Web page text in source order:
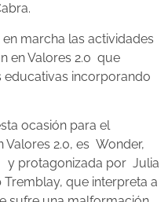
marcha las actividades
en Valores 2.0 que
educativas incorporando
ocasión para el
2.0, es Wonder,
y protagonizada por Julia
que interpreta a